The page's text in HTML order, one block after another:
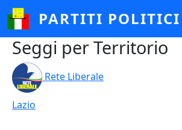
Salta al contenuto principale
PARTITI POLITICI
Seggi per Territorio
Rete Liberale
Lazio